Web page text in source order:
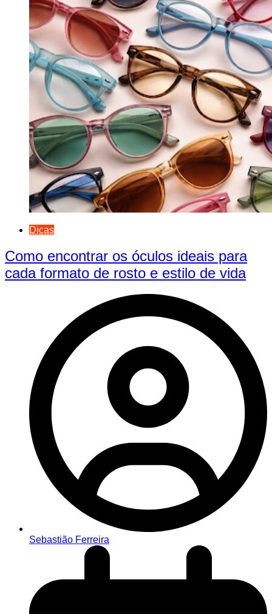
Dicas
Como encontrar os óculos ideais para
cada formato de rosto e estilo de vida
Sebastião Ferreira